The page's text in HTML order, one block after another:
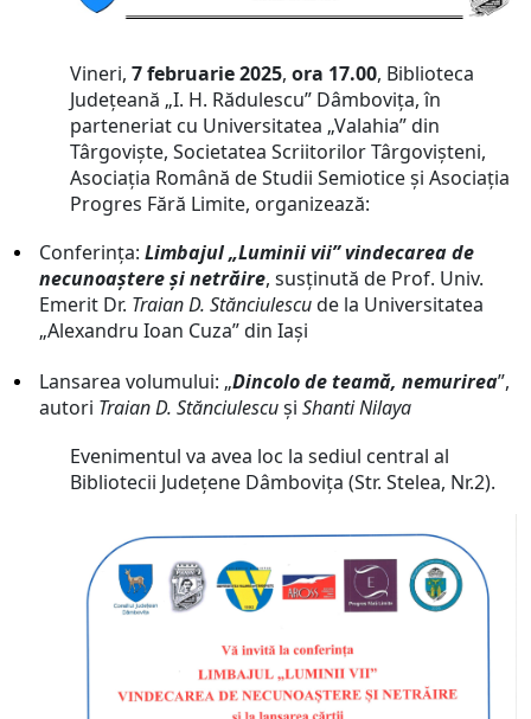
Vineri,7 februarie 2025,ora 17.00, Biblioteca
Judeţeană „I. H. Rădulescu” Dâmboviţa, în
parteneriat cu Universitatea „Valahia” din
Târgoviște, Societatea Scriitorilor Târgovișteni,
Asociația Română de Studii Semiotice și Asociația
Progres Fără Limite, organizează:
Conferința: Limbajul „Luminii vii” vindecarea de
necunoaștere și netrăire, susținută de Prof. Univ.
Emerit Dr. Traian D. Stănciulescude la Universitatea
„Alexandru Ioan Cuza” din Iași
Lansarea volumului: „Dincolo de teamă, nemurirea”,
autori Traian D. Stănciulescuși Shanti Nilaya
Evenimentul va avea loc la sediul central al
Bibliotecii Județene Dâmbovița (Str. Stelea, Nr.2).